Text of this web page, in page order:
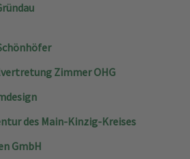
Zimmer OHG
des Main-Kinzig-Kreises
GmbH